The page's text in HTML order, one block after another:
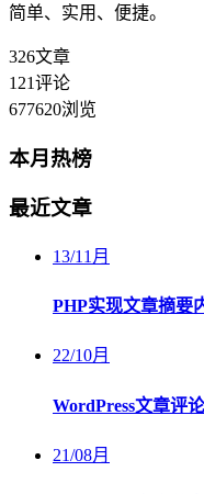
简单、实用、便捷。
326文章
121评论
677620浏览
本月热榜
最近文章
13/11月
PHP实现文章摘要
22/10月
WordPress文章评
21/08月